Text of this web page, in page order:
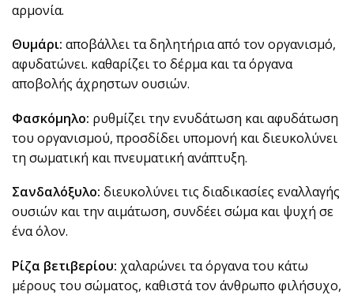
αρμονία.
Θυμάρι: αποβάλλει τα δηλητήρια από τον οργανισμό,
αφυδατώνει. καθαρίζει το δέρμα και τα όργανα
αποβολής άχρηστων ουσιών.
Φασκόμηλο: ρυθμίζει την ενυδάτωση και αφυδάτωση
του οργανισμού, προσδίδει υπομονή και διευκολύνει
τη σωματική και πνευματική ανάπτυξη.
Σανδαλόξυλο: διευκολύνει τις διαδικασίες εναλλαγής
ουσιών και την αιμάτωση, συνδέει σώμα και ψυχή σε
ένα όλον.
Ρίζα βετιβερίου: χαλαρώνει τα όργανα του κάτω
μέρους του σώματος, καθιστά τον άνθρωπο φιλήσυχο,